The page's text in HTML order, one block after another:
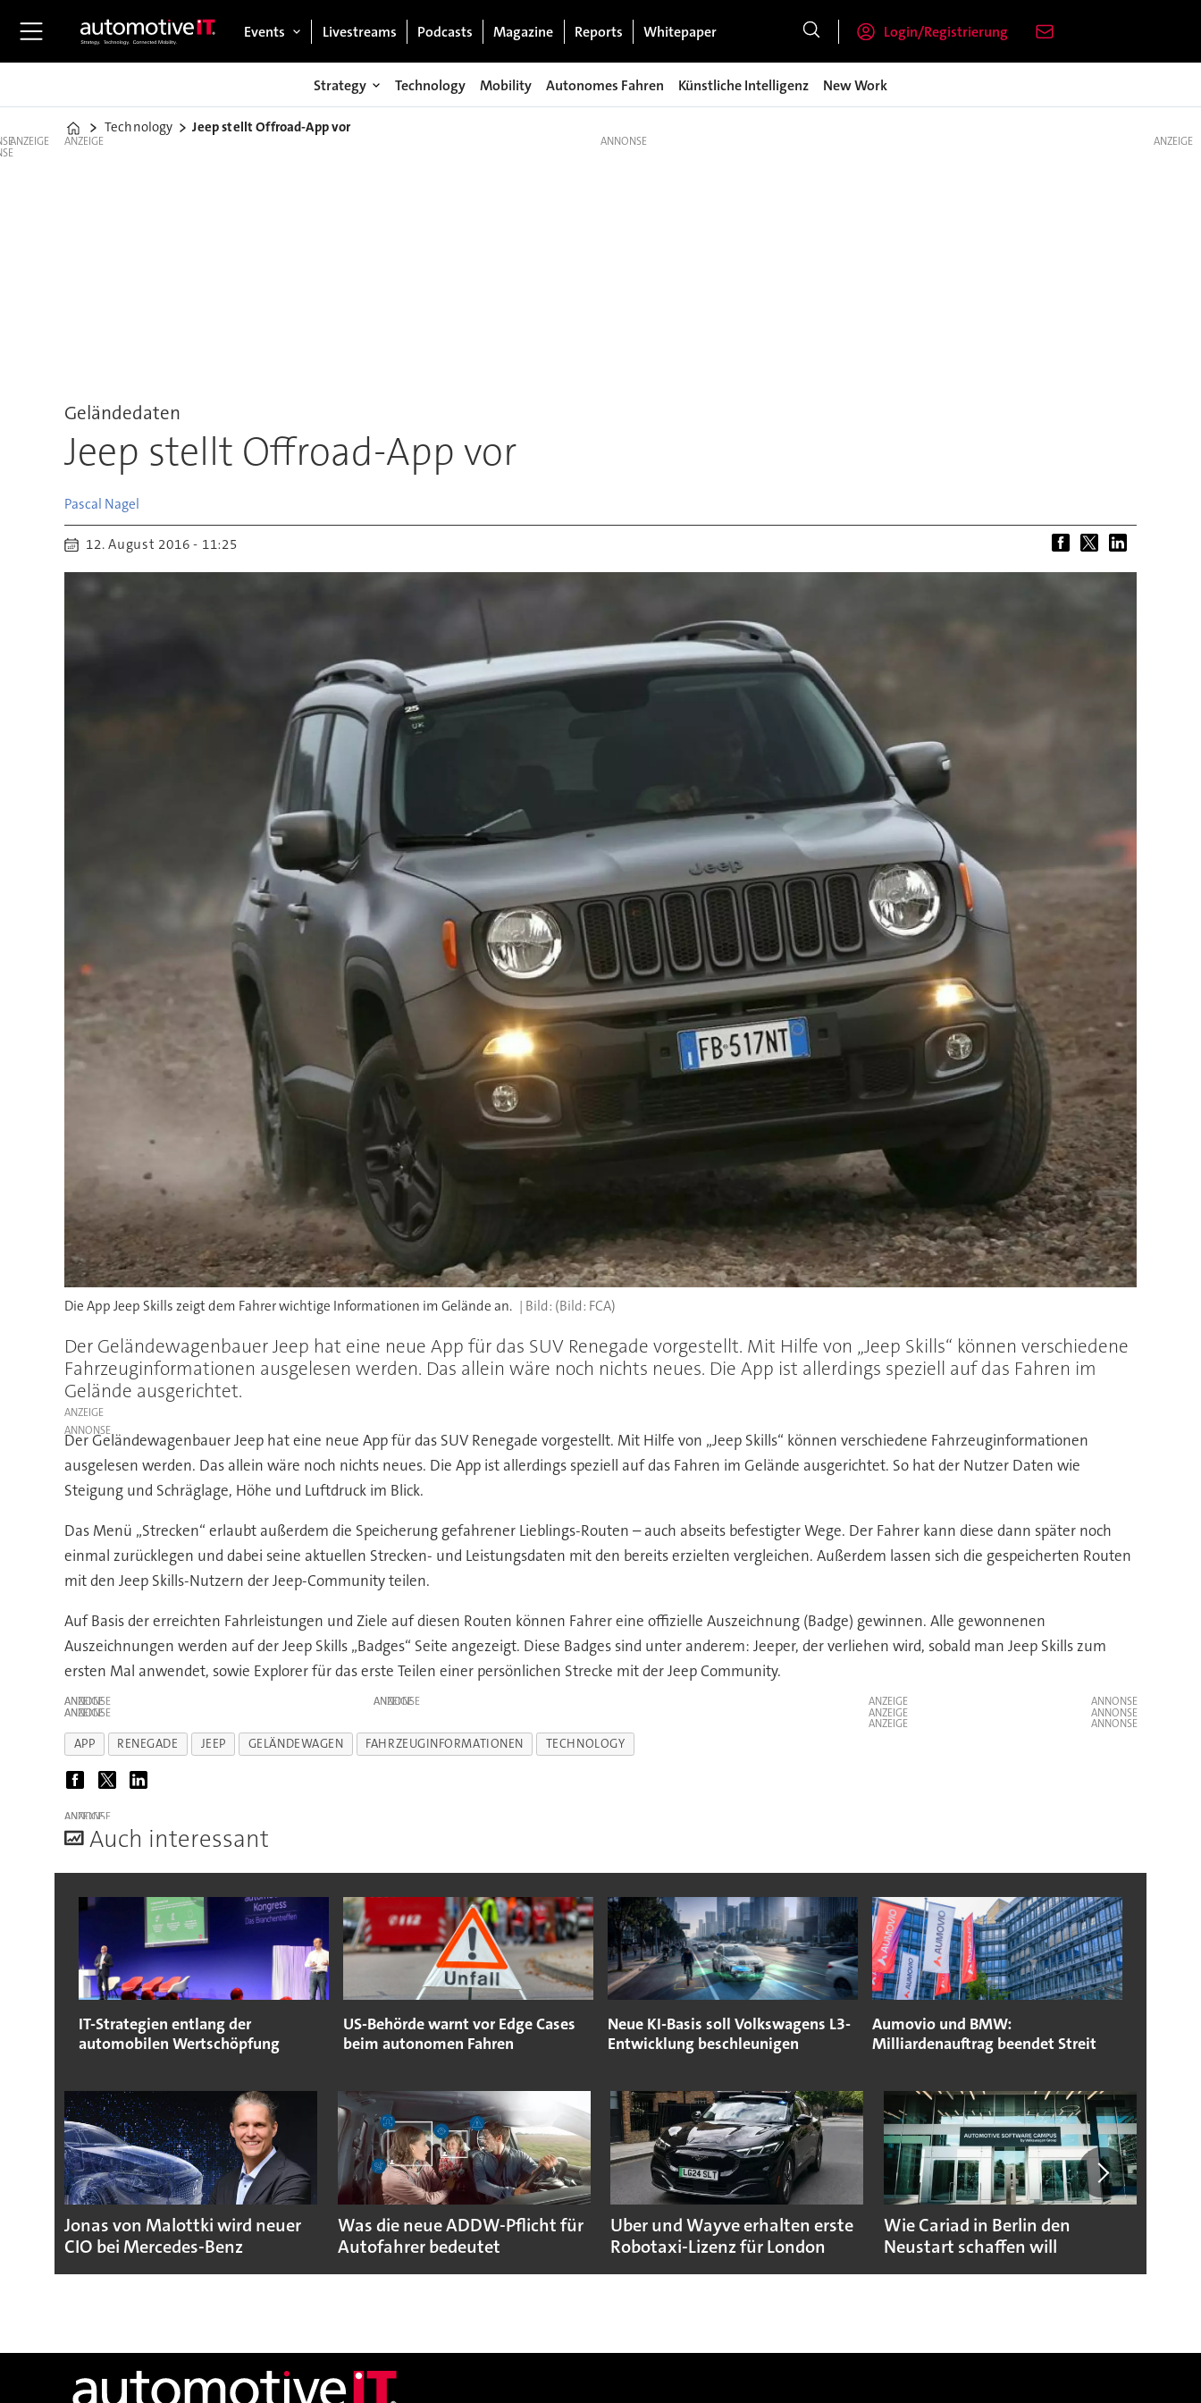
Events Livestreams Podcasts Magazine Reports Whitepaper Login/Registrierung
Strategy Technology Mobility Autonomes Fahren Künstliche Intelligenz New Work
Home
Technology Jeep stellt Offroad-App vor
ANZEIGE ANZEIGE
Geländedaten
Jeep stellt Offroad-App vor
Pascal Nagel
12. August 2016 - 11:25
Die App Jeep Skills zeigt dem Fahrer wichtige Informationen im Gelände an. (Bild: FCA)
Der Geländewagenbauer Jeep hat eine neue App für das SUV Renegade vorgestellt. Mit Hilfe von „Jeep Skills“ können verschiedene
Fahrzeuginformationen ausgelesen werden. Das allein wäre noch nichts neues. Die App ist allerdings speziell auf das Fahren im
Gelände ausgerichtet.
ANZEIGE
Der Geländewagenbauer Jeep hat eine neue App für das SUV Renegade vorgestellt. Mit Hilfe von „Jeep Skills“ können verschiedene Fahrzeuginformationen
ausgelesen werden. Das allein wäre noch nichts neues. Die App ist allerdings speziell auf das Fahren im Gelände ausgerichtet. So hat der Nutzer Daten wie
Steigung und Schräglage, Höhe und Luftdruck im Blick.
Das Menü „Strecken“ erlaubt außerdem die Speicherung gefahrener Lieblings-Routen – auch abseits befestigter Wege. Der Fahrer kann diese dann später noch
einmal zurücklegen und dabei seine aktuellen Strecken- und Leistungsdaten mit den bereits erzielten vergleichen. Außerdem lassen sich die gespeicherten Routen
mit den Jeep Skills-Nutzern der Jeep-Community teilen.
Auf Basis der erreichten Fahrleistungen und Ziele auf diesen Routen können Fahrer eine offizielle Auszeichnung (Badge) gewinnen. Alle gewonnenen
Auszeichnungen werden auf der Jeep Skills „Badges“ Seite angezeigt. Diese Badges sind unter anderem: Jeeper, der verliehen wird, sobald man Jeep Skills zum
ersten Mal anwendet, sowie Explorer für das erste Teilen einer persönlichen Strecke mit der Jeep Community.
ANZEIGE ANZEIGE
ANZEIGE
ANZEIGE
ANZEIGE
ANZEIGE
APP RENEGADE JEEP GELÄNDEWAGEN FAHRZEUGINFORMATIONEN TECHNOLOGY
ANZEIGE
Auch interessant
IT-Strategien entlang der
automobilen Wertschöpfung
US-Behörde warnt vor Edge Cases
beim autonomen Fahren
Neue KI-Basis soll Volkswagens L3-
Entwicklung beschleunigen
Aumovio und BMW:
Milliardenauftrag beendet Streit
Jonas von Malottki wird neuer
CIO bei Mercedes-Benz
Was die neue ADDW-Pflicht für
Autofahrer bedeutet
Uber und Wayve erhalten erste
Robotaxi-Lizenz für London
Wie Cariad in Berlin den
Neustart schaffen will
ANZEIGE